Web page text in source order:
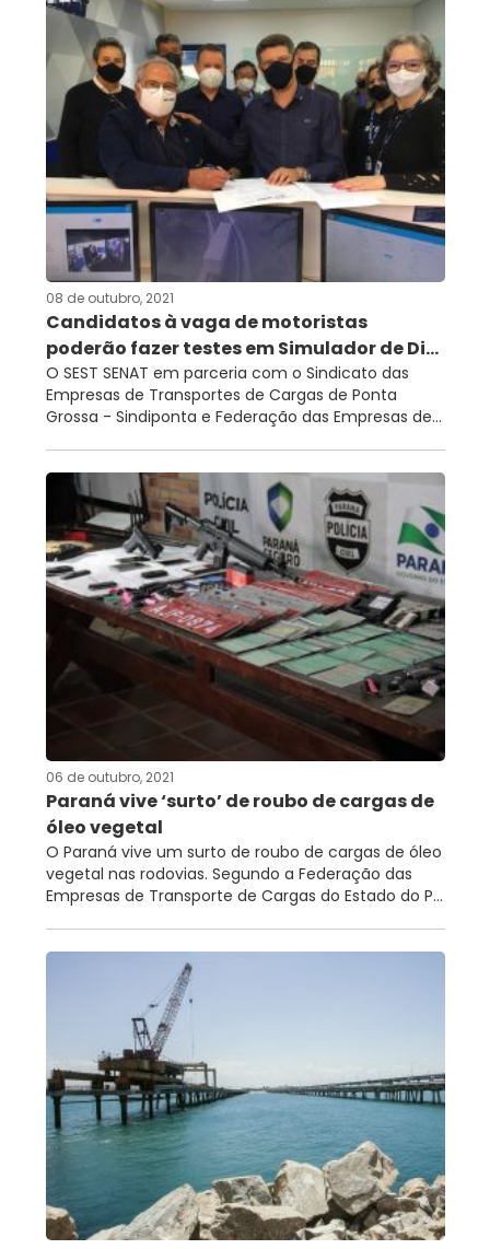
08 de outubro, 2021
Candidatos à vaga de motoristas
poderão fazer testes em Simulador de Di...
O SEST SENAT em parceria com o Sindicato das
Empresas de Transportes de Cargas de Ponta
Grossa - Sindiponta e Federação das Empresas de...
06 de outubro, 2021
Paraná vive ‘surto’ de roubo de cargas de
óleo vegetal
O Paraná vive um surto de roubo de cargas de óleo
vegetal nas rodovias. Segundo a Federação das
Empresas de Transporte de Cargas do Estado do P...